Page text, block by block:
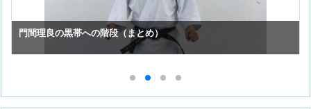
スーパーセーフのお手入れ （①初めての投稿）